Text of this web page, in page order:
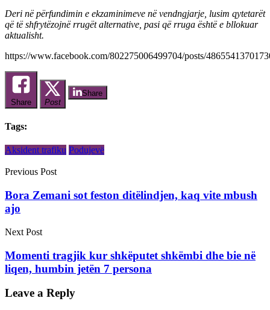
Deri në përfundimin e ekzaminimeve në vendngjarje, lusim qytetarët
që të shfrytëzojnë rrugët alternative, pasi që rruga është e bllokuar
aktualisht.
https://www.facebook.com/802275006499704/posts/
Share Post
Share
Tags:
Aksident trafiku Podujevë
Previous Post
Bora Zemani sot feston ditëlindjen, kaq vite mbush
ajo
Next Post
Momenti tragjik kur shkëputet shkëmbi dhe bie në
liqen, humbin jetën 7 persona
Leave a Reply